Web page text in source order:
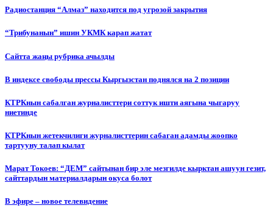
Радиостанция “Алмаз” находится под угрозой закрытия
“Трибунанын” ишин УКМК карап жатат
Сайтта жаңы рубрика ачылды
В индексе свободы прессы Кыргызстан поднялся на 2 позиции
КТРКнын сабалган журналисттери соттук ишти аягына чыгаруу
ниетинде
КТРКнын жетекчилиги журналисттерин сабаган адамды жоопко
тартууну талап кылат
Марат Токоев: “ДЕМ” сайтынан бир эле мезгилде кырктан ашуун гезит,
сайттардын материалдарын окуса болот
В эфире – новое телевидение